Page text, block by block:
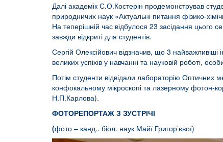
Далі академік С.О.Костерін продемонстрував
природничих наук «Актуальні питання фізико-
На теперішній час відбулося 23 засідання цього
завжди відкриті для студентів.
Сергій Олексійович відзначив, що 3
великих успіхів у навчанні та науковій роботі,
Потім студенти відвідали лабораторію
конфокальному мікроскопі та лазерному фотон-
Н.П.Карлова).
ФОТОРЕПОРТАЖ З ЗУСТРІЧІ
(фото – канд.. біол. наук Майї Григор’євої)